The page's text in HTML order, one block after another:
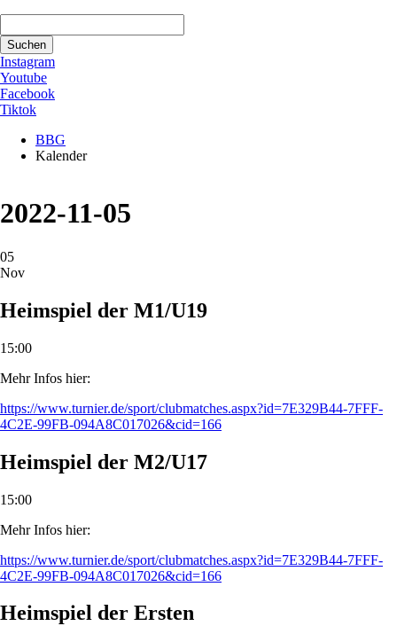
Suchen
Instagram
Youtube
Facebook
Tiktok
BBG
Kalender
2022-11-05
05
Nov
Heimspiel der M1/U19
15:00
Mehr Infos hier:
https://www.turnier.de/sport/clubmatches.aspx?id=7E329B44-7FFF-
4C2E-99FB-094A8C017026&cid=166
Heimspiel der M2/U17
15:00
Mehr Infos hier:
https://www.turnier.de/sport/clubmatches.aspx?id=7E329B44-7FFF-
4C2E-99FB-094A8C017026&cid=166
Heimspiel der Ersten